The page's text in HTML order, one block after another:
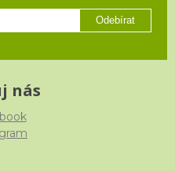
Odebírat
nás